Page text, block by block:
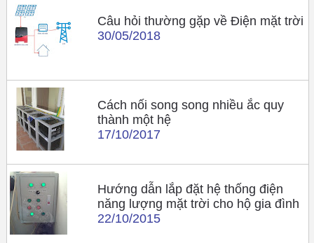
Câu hỏi thường gặp về Điện mặt trời
30/05/2018
Cách nối song song nhiều ắc quy
thành một hệ
17/10/2017
Hướng dẫn lắp đặt hệ thống điện
năng lượng mặt trời cho hộ gia đình
22/10/2015